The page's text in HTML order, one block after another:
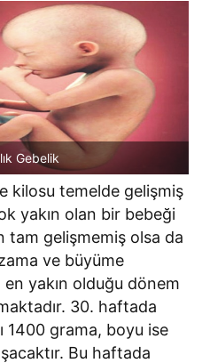
Gebelik
kilosu temelde gelişmiş
yakın olan bir bebeği
tam gelişmemiş olsa da
ve büyüme
en yakın olduğu dönem
30. haftada
1400 grama, boyu ise
Bu haftada